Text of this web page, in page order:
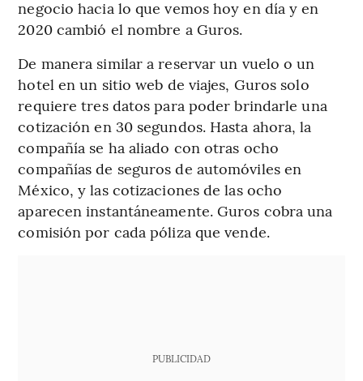
negocio hacia lo que vemos hoy en día y en
2020 cambió el nombre a Guros.
De manera similar a reservar un vuelo o un
hotel en un sitio web de viajes, Guros solo
requiere tres datos para poder brindarle una
cotización en 30 segundos. Hasta ahora, la
compañía se ha aliado con otras ocho
compañías de seguros de automóviles en
México, y las cotizaciones de las ocho
aparecen instantáneamente. Guros cobra una
comisión por cada póliza que vende.
PUBLICIDAD